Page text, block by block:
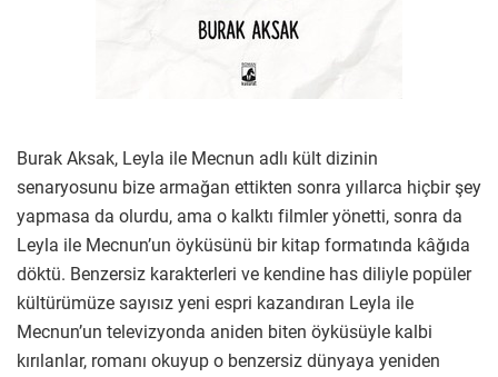
Burak Aksak, Leyla ile Mecnun adlı kült dizinin
senaryosunu bize armağan ettikten sonra yıllarca hiçbir şey
yapmasa da olurdu, ama o kalktı filmler yönetti, sonra da
Leyla ile Mecnun’un öyküsünü bir kitap formatında kâğıda
döktü. Benzersiz karakterleri ve kendine has diliyle popüler
kültürümüze sayısız yeni espri kazandıran Leyla ile
Mecnun’un televizyonda aniden biten öyküsüyle kalbi
kırılanlar, romanı okuyup o benzersiz dünyaya yeniden